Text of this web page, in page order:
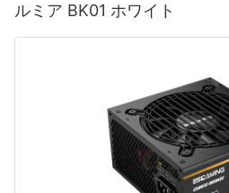
ルミア BK01 ホワイト